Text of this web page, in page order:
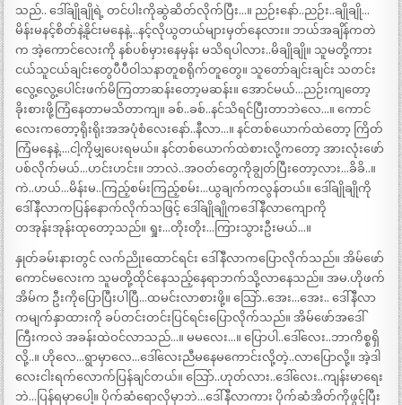
သည်.. ဒေါ်ချိုချိုရဲ့ တင်ပါးကိုဆွဲဆိတ်လိုက်ပြီး…။ ညဉ်းနော်..ညဉ်း..ချိုချို…
မိန်းမနင့်စိတ်နဲ့နိုင်းမနေနဲ့…နင့်လိုယွတယ်များမှတ်နေလား။ ဘယ်အချိန်ကတဲ
က အဲ့ကောင်လေးကို နစ်ပစ်မှားနေမှန်း မသိရပါလား..မိချိုချို။ သူမတို့ကား
ငယ်သူငယ်ချင်းတွေပီပီဝါသနာတူစရိုက်တူတွေ။ သူတော်ချင်းချင်း သတင်း
လွေ့လွေ့ပေါင်းဖက်မိကြတာဆန်းတော့မဆန်း။ အောင်မယ်…ညဉ်းကျတော့
ခိုးစားဖို့ကြံနေတာမသိတာကျ။ ခစ်..ခစ်..နင်သိရင်ပြီးတာဘဲလေ…။ ကောင်
လေးကတော့ရိုးရိုးအအပုံစံလေးနော်..နီလာ…။ နင်တစ်ယောက်ထဲတော့ ကြိတ်
ကြံမနေနဲ့….ငါ့ကိုမျှပေးရမယ်။ နင်တစ်ယောက်ထဲစားလို့ကတော့ အားလုံးဖော်
ပစ်လိုက်မယ်…ဟင်းဟင်း။ ဘာလဲ..အဝတ်တွေကိုချွတ်ပြီးတော့လား…ခိခိ..။
ကဲ..ဟယ်…မိန်းမ..ကြည့်စမ်းကြည့်စမ်း…ယွချက်ကလွန်တယ်။ ဒေါ်ချိုချိုကို
ဒေါ်နီလာကပြန်နောက်လိုက်သဖြင့် ဒေါ်ချိုချိုကဒေါ်နီလာကျောကို
တအုန်းအုန်းထုတော့သည်။ ရှုး…တိုးတိုး…ကြားသွားဦးမယ်…။
နှုတ်ခမ်းနားတွင် လက်ညိုးထောင်ရင်း ဒေါ်နီလာကပြောလိုက်သည်။ အိမ်ဖော်
ကောင်မလေးက သူမတို့ထိုင်နေသည့်နေရာဘက်သို့လာနေသည်။ အမ.ဟိုဖက်
အိမ်က ဦးကိုပြောပြီးပါပြီ…ထမင်းလာစားဖို့။ သြော်..အေး…အေး.. ဒေါ်နီလာ
ကမျက်နှာထားကို ခပ်တင်းတင်းပြင်ရင်းပြောလိုက်သည်။ အိမ်ဖော်အဒေါ်
ကြီးကလဲ အခန်းထဲဝင်လာသည်…။ မမလေး…။ ပြောပါ..ဒေါ်လေး..ဘာကိစ္စရှိ
လို့..။ ဟိုလေ…ရွာမှာလေ…ဒေါ်လေးညီမနေမကောင်းလို့တဲ့..လာပြောလို့။ အဲ့ဒါ
လေးငါးရက်လောက်ပြန်ချင်တယ်။ သြော်..ဟုတ်လား..ဒေါ်လေး..ကျန်းမာရေး
ဘဲ…ပြန်ရမှာပေါ့။ ပိုက်ဆံရောလိုမှာဘဲ…ဒေါ်နီလာကား ပိုက်ဆံအိတ်ကိုဖွင့်ပြီး